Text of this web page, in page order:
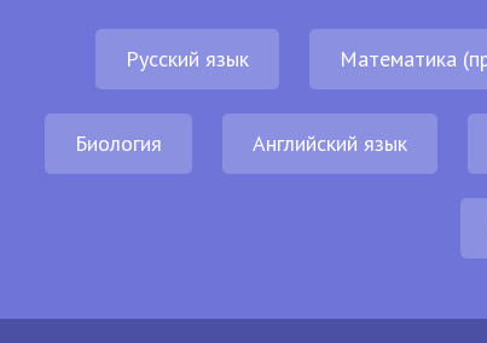
Русский язык Математика
Биология Английский язык